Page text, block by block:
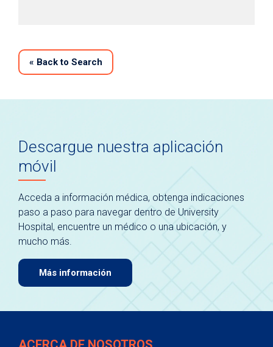
« Back to Search
Descargue nuestra aplicación
móvil
Acceda a información médica, obtenga indicaciones
paso a paso para navegar dentro de University
Hospital, encuentre un médico o una ubicación, y
mucho más.
Más información